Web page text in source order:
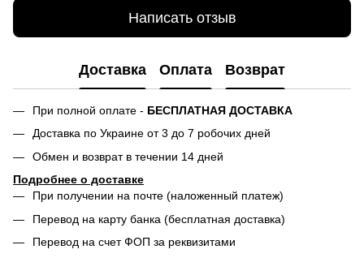
Написать отзыв
Доставка Оплата Возврат
При полной оплате - БЕСПЛАТНАЯ ДОСТАВКА
Доставка по Украине от 3 до 7 робочих дней
Обмен и возврат в течении 14 дней
Подробнее о доставке
При получении на почте (наложенный платеж)
Перевод на карту банка (бесплатная доставка)
Перевод на счет ФОП за реквизитами